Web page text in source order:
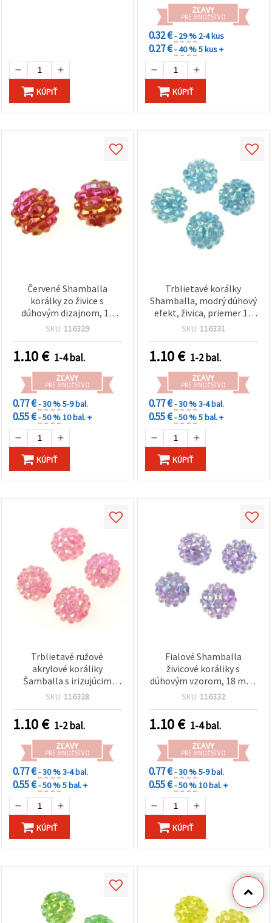
KÚPIŤ
ZĽAVY
PRE MNOŽSTVO
0.32 €- 29 % 2-4 kus
0.27 €- 40 %5 kus +
KÚPIŤ
Červené Shamballa
korálky zo živice s
dúhovým dizajnom, 18
mm, otvor 2 mm – ideálne
tvorenie – sada 4 ks
SKU: 116329
1.10€ 1-4 bal.
ZĽAVY
PRE MNOŽSTVO
0.77 €- 30 %5-9 bal.
0.55 €- 50 %10 bal. +
KÚPIŤ
Trblietavé korálky
Shamballa, modrý dúhový
efekt, živica, priemer 18
mm, otvor 2 mm, balenie
SKU: 116331
1.10€ 1-2 bal.
ZĽAVY
PRE MNOŽSTVO
0.77 €- 30 %3-4 bal.
0.55 €- 50 %5 bal. +
KÚPIŤ
Trblietavé ružové
akrylové koráliky
Šamballa s irizujúcim
dúhovým efektom, 18
balenie 4 ks – ideálne na
výrobu šperkov a dekorácií
SKU: 116328
1.10€ 1-2 bal.
ZĽAVY
PRE MNOŽSTVO
0.77 €- 30 %3-4 bal.
0.55 €- 50 %5 bal. +
KÚPIŤ
Fialové Shamballa
živicové koráliky s
dúhovým vzorom, 18 mm,
otvor 2 mm – na výrobu
sada 4 ks
SKU: 116332
1.10€ 1-4 bal.
ZĽAVY
PRE MNOŽSTVO
0.77 €- 30 %5-9 bal.
0.55 €- 50 %10 bal. +
KÚPIŤ